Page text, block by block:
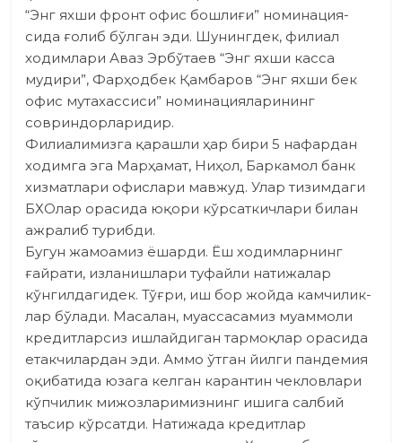
“Энг яхши фронт офис бошлиғи” номинация­
сида ғолиб бўлган эди. Шунингдек, филиал
ходимлари Аваз Эрбўтаев “Энг яхши касса
мудири”, Фарҳодбек Қамбаров “Энг яхши бек
офис мутахассиси” номинацияларининг
совриндорларидир.
Филиалимизга қарашли ҳар бири 5 нафардан
ходимга эга Марҳамат, Ниҳол, Баркамол банк
хизматлари офислари мавжуд. Улар тизимдаги
БХОлар орасида юқори кўрсаткичлари билан
ажралиб турибди.
Бугун жамоамиз ёшарди. Ёш ходимларнинг
ғайрати, изланиш­лари туфайли натижалар
кўнгилдагидек. Тўғри, иш бор жойда камчилик­
лар бўлади. Масалан, муассасамиз муаммоли
кредитларсиз ишлайдиган тармоқлар орасида
етакчилардан эди. Аммо ўтган йилги пандемия
оқибатида юзага келган карантин чекловлари
кўпчилик мижозларимизнинг ишига салбий
таъсир кўрсатди. Натижада кредитлар